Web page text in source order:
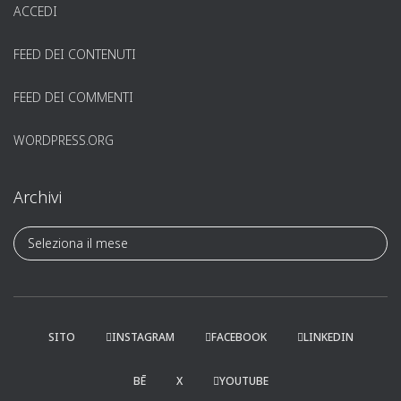
ACCEDI
FEED DEI CONTENUTI
FEED DEI COMMENTI
WORDPRESS.ORG
Archivi
A
r
h
SITO INSTAGRAM FACEBOOK LINKEDIN
BĒ X YOUTUBE